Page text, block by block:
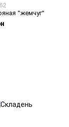
"жемчуг"